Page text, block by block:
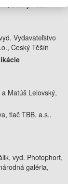
Vydavateľstvo
Český Těšín
Matúš Lelovský,
tlač TBB, a.s.,
vyd. Photophort,
galéria,